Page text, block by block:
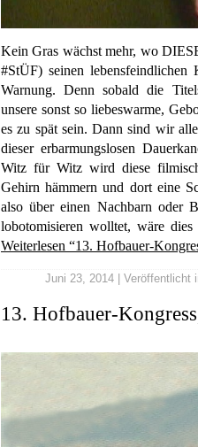
Kein Gras wächst mehr, wo
‪#‎StÜF‬) seinen lebensfeindlichen
Warnung. Denn sobald die
unsere sonst so liebeswarme,
es zu spät sein. Dann sind wir
dieser erbarmungslosen
Witz für Witz wird diese
Gehirn hämmern und dort eine
also über einen Nachbarn oder
lobotomisieren wolltet, wäre dies
Weiterlesen “13. Hofbauer-
Juni 23, 2014 | Veröffentlicht
13. Hofbauer-